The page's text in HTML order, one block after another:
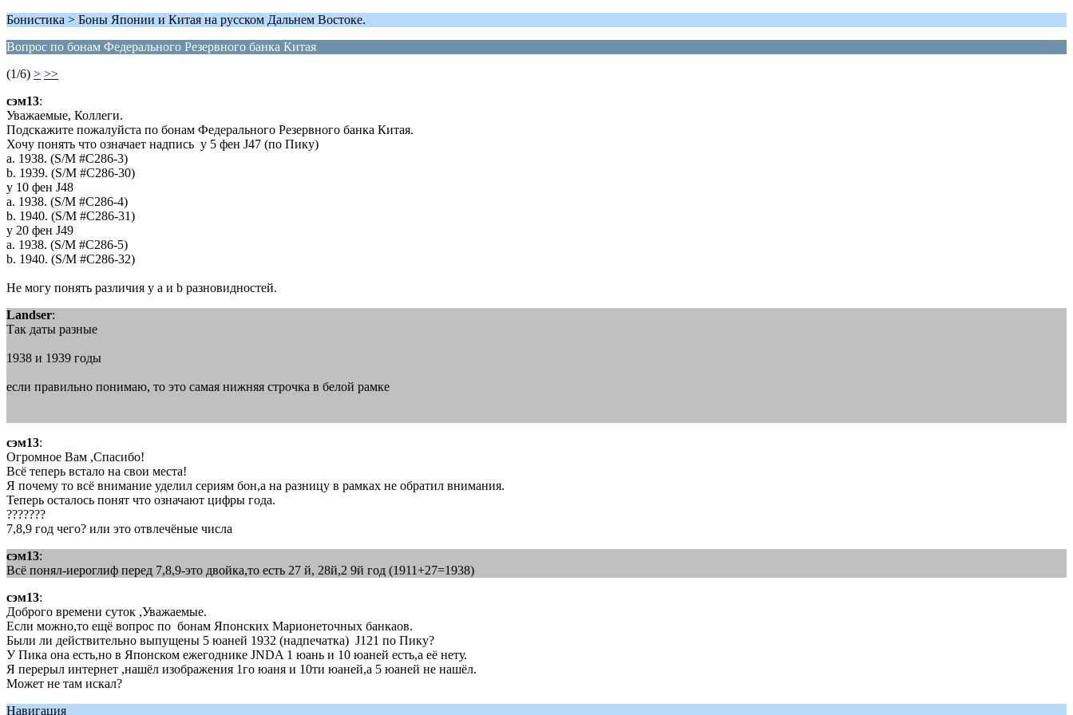
Бонистика > Боны Японии и Китая на русском Дальнем Востоке.
Вопрос по бонам Федерального Резервного банка Китая
(1/6) > >>
сэм13:
Уважаемые, Коллеги.
Подскажите пожалуйста по бонам Федерального Резервного банка Китая.
Хочу понять что означает надпись у 5 фен J47 (по Пику)
a. 1938. (S/M #C286-3)
b. 1939. (S/M #C286-30)
у 10 фен J48
a. 1938. (S/M #C286-4)
b. 1940. (S/M #C286-31)
у 20 фен J49
a. 1938. (S/M #C286-5)
b. 1940. (S/M #C286-32)
Не могу понять различия у a и b разновидностей.
Landser:
Так даты разные
1938 и 1939 годы
если правильно понимаю, то это самая нижняя строчка в белой рамке
сэм13:
Огромное Вам ,Спасибо!
Всё теперь встало на свои места!
Я почему то всё внимание уделил сериям бон,а на разницу в рамках не обратил внимания.
Теперь осталось понят что означают цифры года.
???????
7,8,9 год чего? или это отвлечёные числа
сэм13:
Всё понял-иероглиф перед 7,8,9-это двойка,то есть 27 й, 28й,2 9й год (1911+27=1938)
сэм13:
Доброго времени суток ,Уважаемые.
Если можно,то ещё вопрос по бонам Японских Марионеточных банкаов.
Были ли действительно выпущены 5 юаней 1932 (надпечатка) J121 по Пику?
У Пика она есть,но в Японском ежегоднике JNDA 1 юань и 10 юаней есть,а её нету.
Я перерыл интернет ,нашёл изображения 1го юаня и 10ти юаней,а 5 юаней не нашёл.
Может не там искал?
Навигация